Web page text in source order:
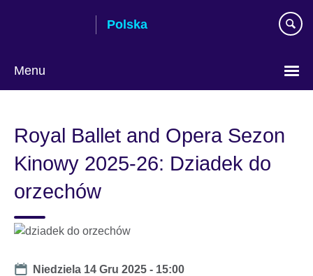
Polska
Menu
Royal Ballet and Opera Sezon
Kinowy 2025-26: Dziadek do
orzechów
Date
Niedziela 14 Gru 2025 - 15:00